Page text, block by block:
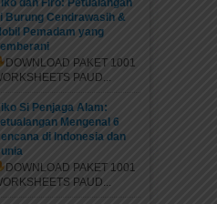
dan Firo: Petualangan
Burung Cendrawasih &
Pemadam yang
DOWNLOAD PAKET 1001
PAUD...
Si Penjaga Alam:
Mengenal 6
di Indonesia dan
DOWNLOAD PAKET 1001
PAUD...